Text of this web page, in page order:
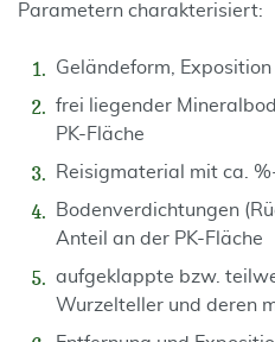
Parametern charakterisiert:
Geländeform,
frei liegender
PK-Fläche
Reisigmaterial mit ca.
Bodenverdichtungen
Anteil an der PK-Fläche
aufgeklappte bzw.
Wurzelteller und deren